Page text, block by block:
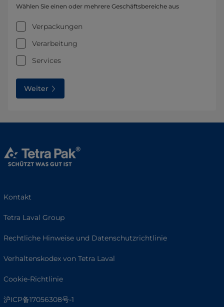
Wählen Sie einen oder mehrere Geschäftsbereiche aus
Verpackungen
Verarbeitung
Services
Weiter
Kontakt
Tetra Laval Group
Rechtliche Hinweise und Datenschutzrichtlinie
Verhaltenskodex von Tetra Laval
Cookie-Richtlinie
沪ICP备17056308号-1